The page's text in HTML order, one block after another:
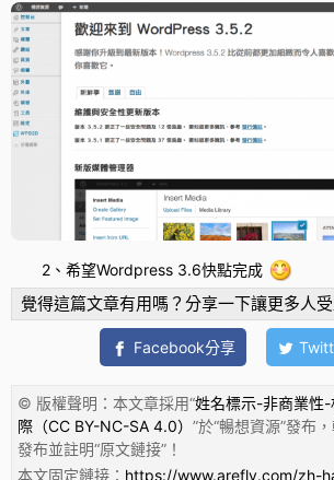
2、希望Wordpress 3.6快點完成
覺得這篇文章有用嗎？分享一下讓更多人受
Facebook分享
© 版權聲明：本文章採用“姓名標示-非商業性
際（CC BY-NC-SA 4.0） ”於“暢想資源”發布
發布並註明“原文鏈接”！
本文固定鏈接： https://www.arefly.com/zh-